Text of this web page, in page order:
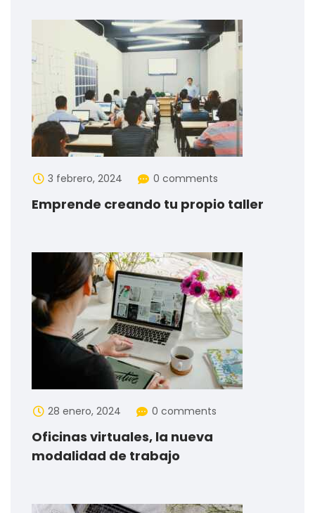
3 febrero, 2024 0 comments
Emprende creando tu propio taller
28 enero, 2024 0 comments
Oficinas virtuales, la nueva
modalidad de trabajo